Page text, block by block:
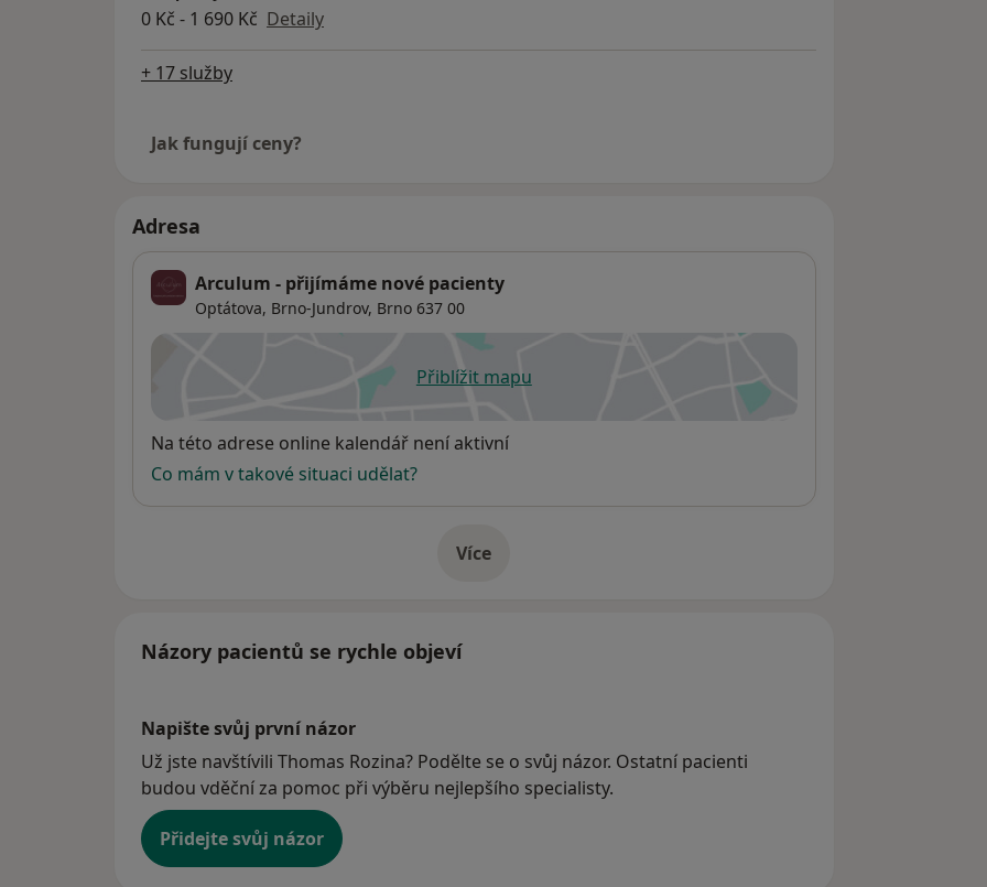
0 Kč - 1 690 Kč Detaily
+ 17 služby
Jak fungují ceny?
Adresa
Arculum - přijímáme nové pacienty
Optátova, Brno-Jundrov, Brno 637 00
Přiblížit mapuse otevře v nové záložce
Dostupnost
Na této adrese online kalendář není aktivní
Co mám v takové situaci udělat?
Víceo adrese
Názory pacientů se rychle objeví
Napište svůj první názor
Už jste navštívili Thomas Rozina? Podělte se o svůj názor. Ostatní pacienti
budou vděční za pomoc při výběru nejlepšího specialisty.
Přidejte svůj názor